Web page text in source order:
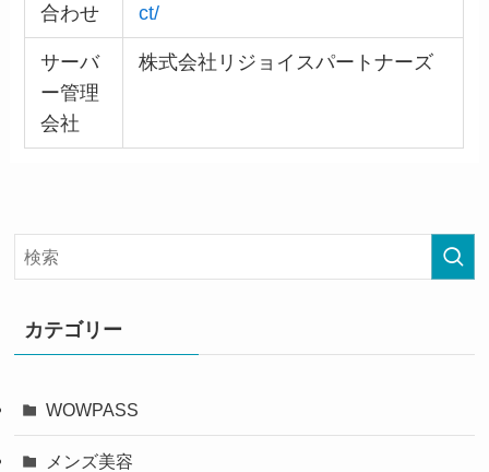
合わせ
ct/
サーバ
ー管理
会社
株式会社リジョイスパートナーズ
カテゴリー
WOWPASS
メンズ美容